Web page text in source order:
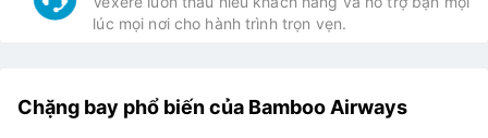
lúc mọi nơi cho hành trình trọn vẹn.
Chặng bay phổ biến của Bamboo Airways